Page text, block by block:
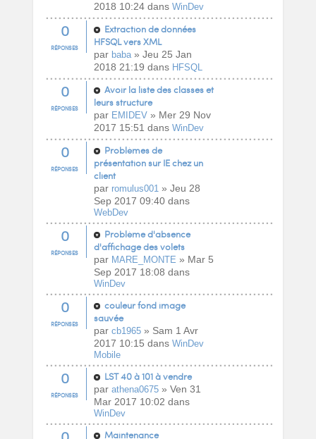
2018 10:24 dans WinDev
0
RÉPONSES
Extraction de données
HFSQL vers XML
par baba» Jeu 25 Jan
2018 21:19 dans HFSQL
0
RÉPONSES
Avoir la liste des classes et
leurs structure
par EMIDEV» Mer 29 Nov
2017 15:51 dans WinDev
0
RÉPONSES
Problèmes de
présentation sur IE chez un
client
par romulus001 » Jeu 28
Sep 2017 09:40 dans
WebDev
0
RÉPONSES
Problème d'absence
d'affichage des volets
par MARE_MONTE » Mar 5
Sep 2017 18:08 dans
WinDev
0
RÉPONSES
couleur fond image
sauvée
par cb1965» Sam 1 Avr
2017 10:15 dans WinDev
Mobile
0
RÉPONSES
LST 40 à 101 à vendre
par athena0675» Ven 31
Mar 2017 10:02 dans
WinDev
Maintenance